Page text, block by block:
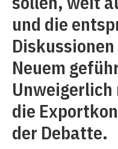
und die
Neuem
die
der Debatte.